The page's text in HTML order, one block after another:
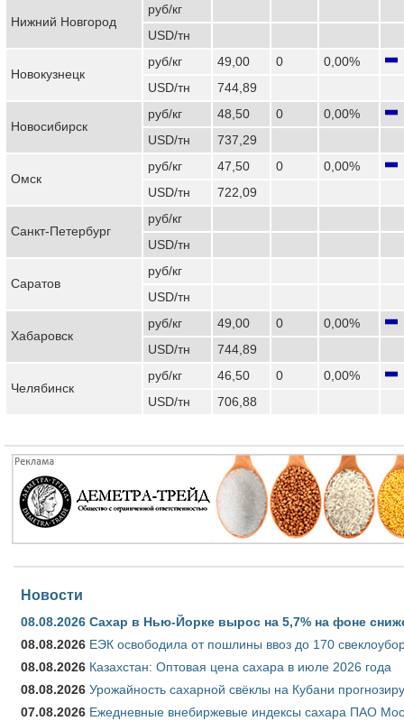
Нижний Новгород
руб/кг
USD/тн
Новокузнецк
руб/кг 49,00 0
0,00%
USD/тн
744,89
Новосибирск
руб/кг 48,50 0
0,00%
USD/тн
737,29
Омск
руб/кг 47,50 0
0,00%
USD/тн
722,09
Санкт-Петербург
руб/кг
USD/тн
Саратов
руб/кг
USD/тн
Хабаровск
руб/кг 49,00 0
0,00%
USD/тн
744,89
Челябинск
руб/кг 46,50 0
0,00%
USD/тн
706,88
Новости
08.08.2026 Сахар в Нью-Йорке вырос на 5,7% на фоне
08.08.2026 ЕЭК освободила от пошлины ввоз до 170
08.08.2026 Казахстан: Оптовая цена сахара в июле 2026 года
08.08.2026 Урожайность сахарной свёклы на Кубани
07.08.2026 Ежедневные внебиржевые индексы сахара ПАО